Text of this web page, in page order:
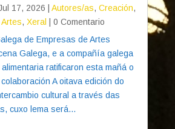
17, 2026 Autores/as, Creación,
, Xeral
| 0 Comentario
de Empresas de Artes
Galega, e a compañía galega
ratificaron esta mañá o
A oitava edición do
cultural a través das
cuxo lema será...